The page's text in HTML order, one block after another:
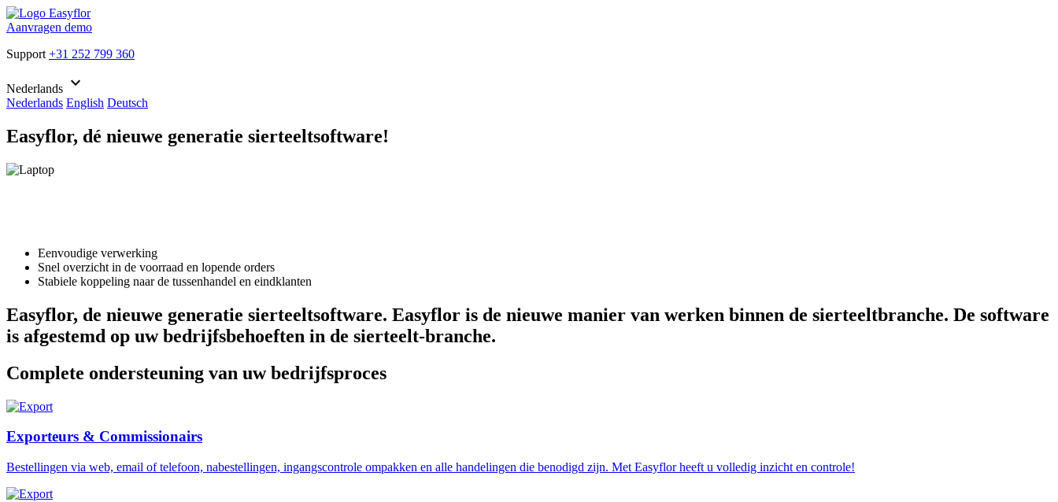
Aanvragen demo
Support +31 252 799 360
Nederlands keyboard_arrow_down
Nederlands English Deutsch
Easyflor, dé nieuwe generatie sierteeltsoftware!
Eenvoudige verwerking
Snel overzicht in de voorraad en lopende orders
Stabiele koppeling naar de tussenhandel en eindklanten
Easyflor, de nieuwe generatie sierteeltsoftware. Easyflor is de nieuwe manier van werken binnen de sierteeltbranche. De software
is afgestemd op uw bedrijfsbehoeften in de sierteelt-branche.
Complete ondersteuning van uw bedrijfsproces
Exporteurs & Commissionairs
Bestellingen via web, email of telefoon, nabestellingen, ingangscontrole ompakken en alle handelingen die benodigd zijn. Met Easyflor heeft u volledig inzicht en controle!